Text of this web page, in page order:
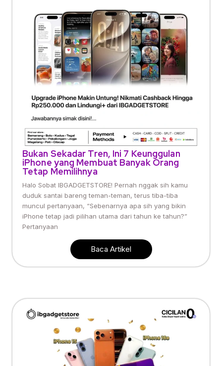
Bukan Sekadar Tren, Ini 7 Keunggulan
iPhone yang Membuat Banyak Orang
Tetap Memilihnya
Halo Sobat IBGADGETSTORE! Pernah nggak sih kamu
duduk santai bareng teman-teman, terus tiba-tiba
muncul pertanyaan, “Sebenarnya apa sih yang bikin
iPhone tetap jadi pilihan utama dari tahun ke tahun?”
Pertanyaan
Baca Artikel